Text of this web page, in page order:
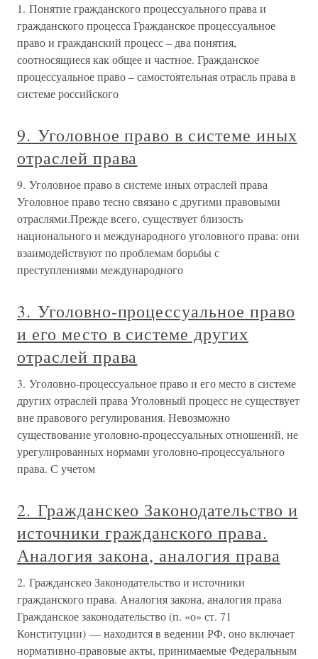
1. Понятие гражданского процессуального права и
гражданского процесса Гражданское процессуальное
право и гражданский процесс – два понятия,
соотносящиеся как общее и частное. Гражданское
процессуальное право – самостоятельная отрасль права в
системе российского
9. Уголовное право в системе иных
отраслей права
9. Уголовное право в системе иных отраслей права
Уголовное право тесно связано с другими правовыми
отраслями.Прежде всего, существует близость
национального и международного уголовного права: они
взаимодействуют по проблемам борьбы с
преступлениями международного
3. Уголовно-процессуальное право
и его место в системе других
отраслей права
3. Уголовно-процессуальное право и его место в системе
других отраслей права Уголовный процесс не существует
вне правового регулирования. Невозможно
существование уголовно-процессуальных отношений, не
урегулированных нормами уголовно-процессуального
права. С учетом
2. Гражданскео Законодательство и
источники гражданского права.
Аналогия закона, аналогия права
2. Гражданскео Законодательство и источники
гражданского права. Аналогия закона, аналогия права
Гражданское законодательство (п. «о» ст. 71
Конституции) — находится в ведении РФ, оно включает
нормативно-правовые акты, принимаемые Федеральным